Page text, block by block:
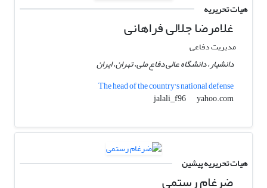
هیات تحریریه
غلامرضا جلالی فراهانی
مدیریت دفاعی
دانشیار، دانشگاه عالی دفاع ملی، تهران، ایران
The head of the country's national defense
jalali_f96
yahoo.com
هیات تحریریه پیشین
ضرغام رستمی